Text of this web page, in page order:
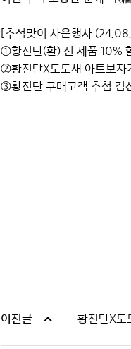
[추석맞이 사은행사
①황진단(환) 전 제품 10%
②황진단X도도새 아트보자
③황진단 구매고객 추첨 김
이전글 황진단X도